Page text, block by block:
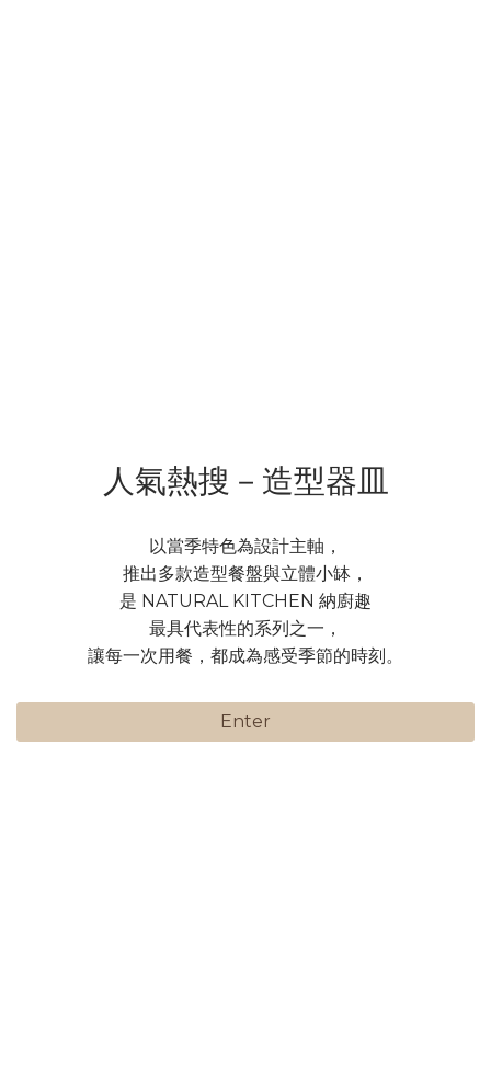
人氣熱搜－造型器皿
以當季特色為設計主軸，
推出多款造型餐盤與立體小缽，
是 NATURAL KITCHEN 納廚趣
最具代表性的系列之一，
讓每一次用餐，都成為感受季節的時刻。
Enter